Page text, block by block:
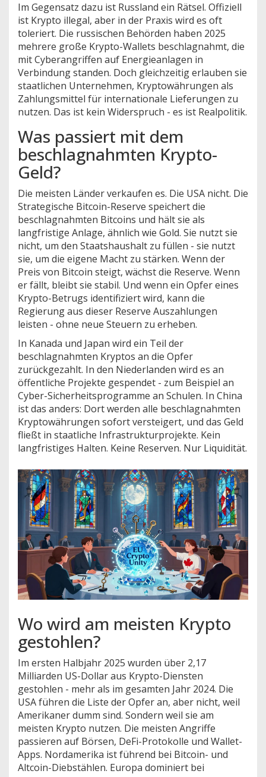
Im Gegensatz dazu ist Russland ein Rätsel. Offiziell
ist Krypto illegal, aber in der Praxis wird es oft
toleriert. Die russischen Behörden haben 2025
mehrere große Krypto-Wallets beschlagnahmt, die
mit Cyberangriffen auf Energieanlagen in
Verbindung standen. Doch gleichzeitig erlauben sie
staatlichen Unternehmen, Kryptowährungen als
Zahlungsmittel für internationale Lieferungen zu
nutzen. Das ist kein Widerspruch - es ist Realpolitik.
Was passiert mit dem
beschlagnahmten Krypto-
Geld?
Die meisten Länder verkaufen es. Die USA nicht. Die
Strategische Bitcoin-Reserve speichert die
beschlagnahmten Bitcoins und hält sie als
langfristige Anlage, ähnlich wie Gold. Sie nutzt sie
nicht, um den Staatshaushalt zu füllen - sie nutzt
sie, um die eigene Macht zu stärken. Wenn der
Preis von Bitcoin steigt, wächst die Reserve. Wenn
er fällt, bleibt sie stabil. Und wenn ein Opfer eines
Krypto-Betrugs identifiziert wird, kann die
Regierung aus dieser Reserve Auszahlungen
leisten - ohne neue Steuern zu erheben.
In Kanada und Japan wird ein Teil der
beschlagnahmten Kryptos an die Opfer
zurückgezahlt. In den Niederlanden wird es an
öffentliche Projekte gespendet - zum Beispiel an
Cyber-Sicherheitsprogramme an Schulen. In China
ist das anders: Dort werden alle beschlagnahmten
Kryptowährungen sofort versteigert, und das Geld
fließt in staatliche Infrastrukturprojekte. Kein
langfristiges Halten. Keine Reserven. Nur Liquidität.
Wo wird am meisten Krypto
gestohlen?
Im ersten Halbjahr 2025 wurden über 2,17
Milliarden US-Dollar aus Krypto-Diensten
gestohlen - mehr als im gesamten Jahr 2024. Die
USA führen die Liste der Opfer an, aber nicht, weil
Amerikaner dumm sind. Sondern weil sie am
meisten Krypto nutzen. Die meisten Angriffe
passieren auf Börsen, DeFi-Protokolle und Wallet-
Apps. Nordamerika ist führend bei Bitcoin- und
Altcoin-Diebstählen. Europa dominiert bei